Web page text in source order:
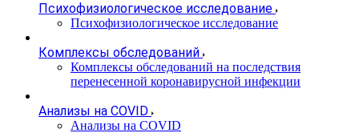
Психофизиологическое исследование
Психофизиологическое исследование
Комплексы обследований
Комплексы обследований на последствия
перенесенной коронавирусной инфекции
Анализы на COVID
Анализы на COVID